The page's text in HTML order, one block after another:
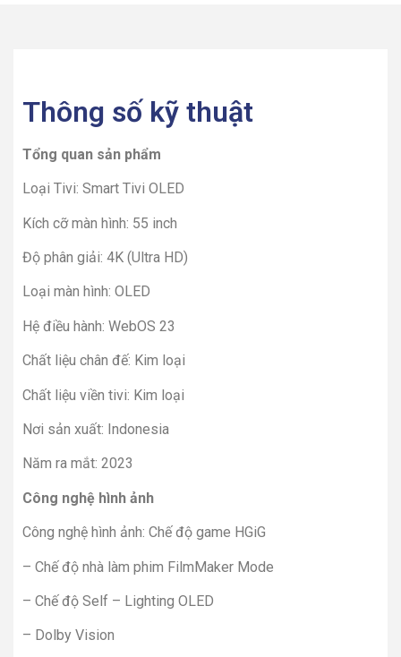
Thông số kỹ thuật
Tổng quan sản phẩm
Loại Tivi: Smart Tivi OLED
Kích cỡ màn hình: 55 inch
Độ phân giải: 4K (Ultra HD)
Loại màn hình: OLED
Hệ điều hành: WebOS 23
Chất liệu chân đế: Kim loại
Chất liệu viền tivi: Kim loại
Nơi sản xuất: Indonesia
Năm ra mắt: 2023
Công nghệ hình ảnh
Công nghệ hình ảnh: Chế độ game HGiG
– Chế độ nhà làm phim FilmMaker Mode
– Chế độ Self – Lighting OLED
– Dolby Vision